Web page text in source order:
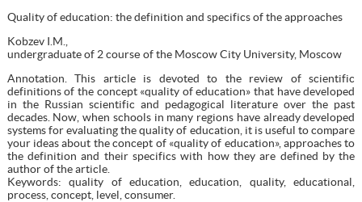
Quality of education: the definition and specifics of the approaches
Kobzev I.M.,
undergraduate of 2 coursе of the Moscow City University, Moscow
Annotation. This article is devoted to the review of scientific
definitions of the concept «quality of education» that have developed
in the Russian scientific and pedagogical literature over the past
decades. Now, when schools in many regions have already developed
systems for evaluating the quality of education, it is useful to compare
your ideas about the concept of «quality of education», approaches to
the definition and their specifics with how they are defined by the
author of the article.
Keywords: quality of education, education, quality, educational,
process, concept, level, consumer.